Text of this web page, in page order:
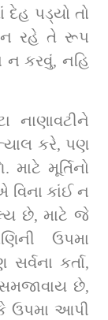
પડ્યો તો
રહે તે રૂપ
ન કરવું, નહિ
નાણાવટીને
કરે, પણ
મૂર્તિનો
વિના કાંઈ ન
છે, માટે જે
ઉપમા
કર્તા,
છે,
ઉપમા આપી